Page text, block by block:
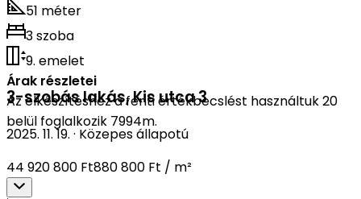
51 méter
3 szoba
9. emelet
Árak részletei
Az elkészítéshez a fenti értékbecslést használtuk 20
belül foglalkozik 7994m.
3-szobás lakás,Kis utca 3
2025. 11. 19. · Közepes állapotú
44 920 800 Ft880 800 Ft / m²